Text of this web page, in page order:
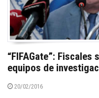
“FIFAGate”:
equipos de
20/02/2016